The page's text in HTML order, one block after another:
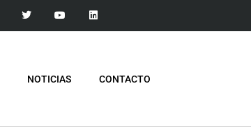
NOTICIAS CONTACTO